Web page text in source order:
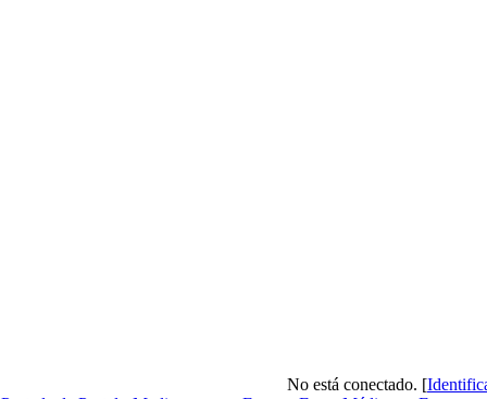
No está conectado. [